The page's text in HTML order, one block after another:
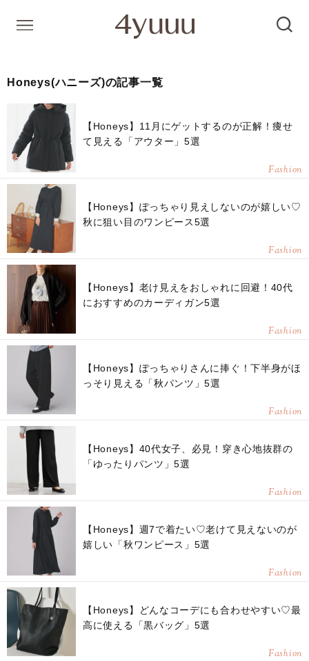
Honeys(ハニーズ)の記事一覧
【Honeys】11月にゲットするのが正解！痩せ
て見える「アウター」5選
Fashion
【Honeys】ぽっちゃり見えしないのが嬉しい♡
秋に狙い目のワンピース5選
Fashion
【Honeys】老け見えをおしゃれに回避！40代
におすすめのカーディガン5選
Fashion
【Honeys】ぽっちゃりさんに捧ぐ！下半身がほ
っそり見える「秋パンツ」5選
Fashion
【Honeys】40代女子、必見！穿き心地抜群の
「ゆったりパンツ」5選
Fashion
【Honeys】週7で着たい♡老けて見えないのが
嬉しい「秋ワンピース」5選
Fashion
【Honeys】どんなコーデにも合わせやすい♡最
高に使える「黒バッグ」5選
Fashion